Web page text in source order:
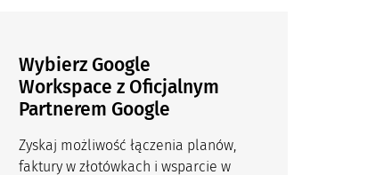
Wybierz Google
Workspace z Oficjalnym
Partnerem Google
Zyskaj możliwość łączenia planów,
faktury w złotówkach i wsparcie w